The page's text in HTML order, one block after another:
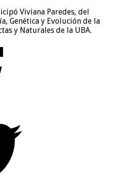
Viviana Paredes, del
Genética y Evolución de la
y Naturales de la UBA.